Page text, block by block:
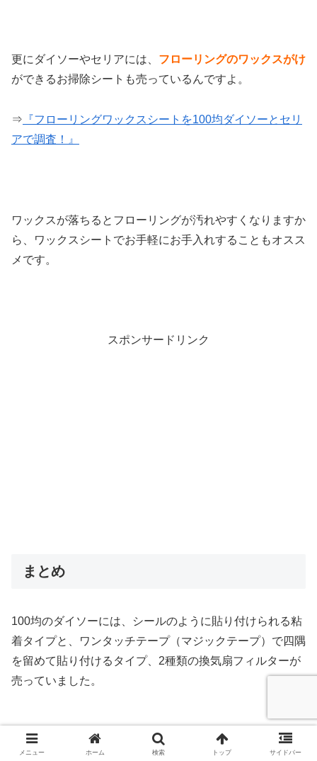
更にダイソーやセリアには、 フローリングのワックスがけ
ができるお掃除シートも売っているんですよ。
⇒ 『フローリングワックスシートを100均ダイソーとセリ
アで調査！』
ワックスが落ちるとフローリングが汚れやすくなりますか
ら、ワックスシートでお手軽にお手入れすることもオスス
メです。
スポンサードリンク
まとめ
100均のダイソーには、シールのように貼り付けられる粘
着タイプと、ワンタッチテープ（マジックテープ）で四隅
を留めて貼り付けるタイプ、2種類の換気扇フィルターが
売っていました。
メニュー ホーム 検索 トップ サイドバー